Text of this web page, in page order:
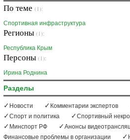
По теме (1):
Спортивная инфраструктура
Регионы (1):
Республика Крым
Персоны (1):
Ирина Роднина
Разделы
Новости Комментарии экспертов
Спорт и политика
Спортивный
Минспорт РФ
Анонсы
Финансовые проблемы в организации